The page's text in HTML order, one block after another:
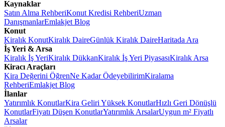
Kaynaklar
Satın Alma RehberiKonut Kredisi RehberiUzman
DanışmanlarEmlakjet Blog
Konut
Kiralık KonutKiralık DaireGünlük Kiralık DaireHaritada Ara
İş Yeri & Arsa
Kiralık İş YeriKiralık DükkanKiralık İş Yeri PiyasasıKiralık Arsa
Kiracı Araçları
Kira Değerini ÖğrenNe Kadar ÖdeyebilirimKiralama
RehberiEmlakjet Blog
İlanlar
Yatırımlık KonutlarKira Geliri Yüksek KonutlarHızlı Geri Dönüşlü
KonutlarFiyatı Düşen KonutlarYatırımlık ArsalarUygun m² Fiyatlı
Arsalar